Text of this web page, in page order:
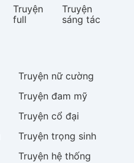
Truyện
full
Truyện
sáng tác
Truyện nữ cường
Truyện đam mỹ
Truyện cổ đại
Truyện trọng sinh
Truyện hệ thống